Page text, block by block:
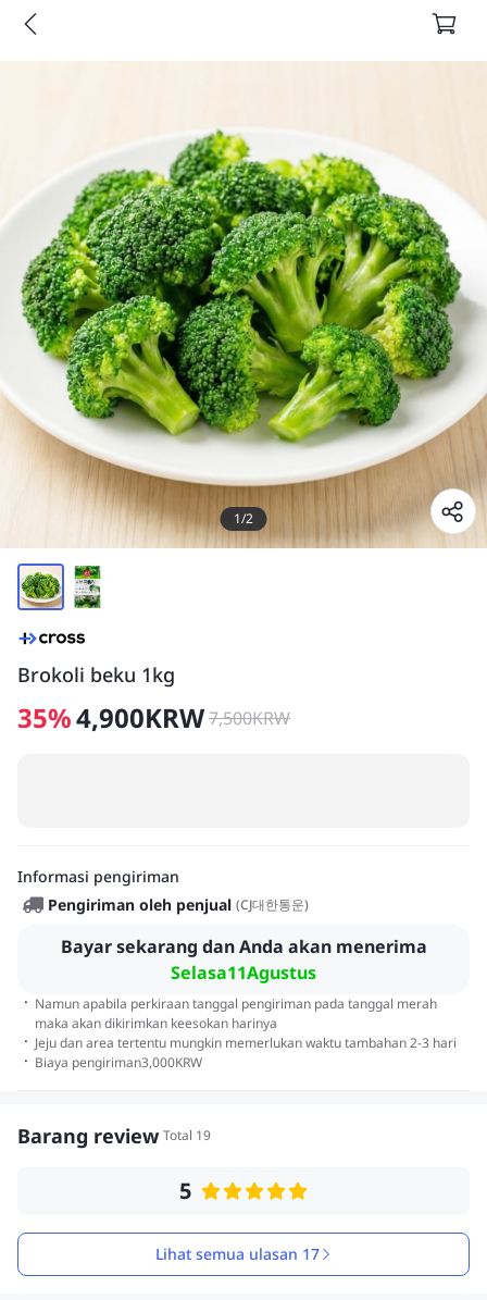
1/2
Brokoli beku 1kg
35%4,900KRW7,500KRW
Informasi pengiriman
Pengiriman oleh penjual (CJ대한통운)
Bayar sekarang dan Anda akan menerima
Selasa11Agustus
· Namun apabila perkiraan tanggal pengiriman pada tanggal merah
maka akan dikirimkan keesokan harinya
· Jeju dan area tertentu mungkin memerlukan waktu tambahan 2-3 hari
· Biaya pengiriman3,000KRW
Barang review Total 19
5
Lihat semua ulasan 17